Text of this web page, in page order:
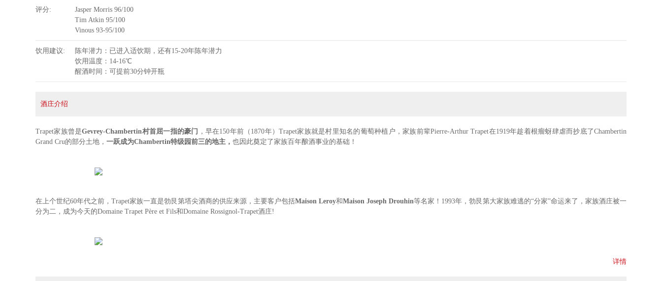
评分
Jasper Morris 96/100
Tim Atkin 95/100
Vinous 93-95/100
饮用建议
陈年潜力：已进入适饮期，还有15-20年陈年潜力
饮用温度：14-16℃
醒酒时间：可提前30分钟开瓶
酒庄介绍
Trapet家族曾是Gevrey-Chambertin村首屈一指的豪门 ，早在150年前（1870年）Trapet家族就是村里知名的葡萄种植户，家族前辈Pierre-Arthur Trapet在1919年趁着根瘤蚜肆虐而抄底了Chambertin
Grand Cru的部分土地， 一跃成为Chambertin特级园前三的地主， 也因此奠定了家族百年酿酒事业的基础！
在上个世纪60年代之前，Trapet家族一直是勃艮第塔尖酒商的供应来源，主要客户包括Maison Leroy和Maison Joseph Drouhin等名家！1993年，勃艮第大家族难逃的“分家”命运来了，家族酒庄被一
分为二，成为今天的Domaine Trapet Père et Fils和Domaine Rossignol-Trapet酒庄!
详情